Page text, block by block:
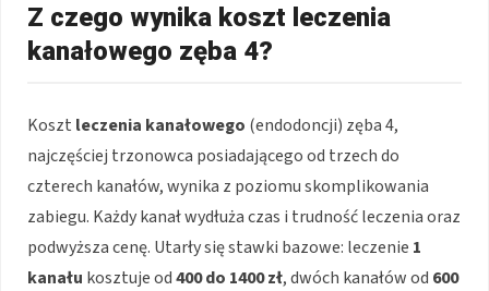
Z czego wynika koszt leczenia
kanałowego zęba 4?
Koszt leczenia kanałowego (endodoncji) zęba 4,
najczęściej trzonowca posiadającego od trzech do
czterech kanałów, wynika z poziomu skomplikowania
zabiegu. Każdy kanał wydłuża czas i trudność leczenia oraz
podwyższa cenę. Utarły się stawki bazowe: leczenie 1
kanału kosztuje od400 do 1400 zł, dwóch kanałów od 600